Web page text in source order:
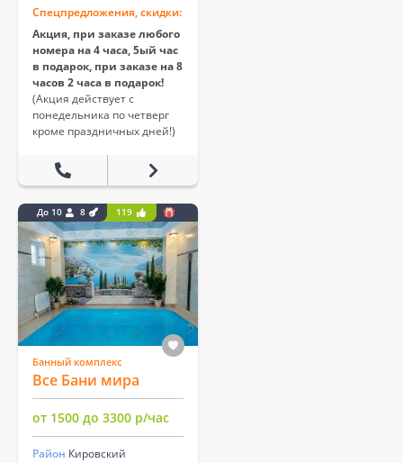
Спецпредложения, скидки:
Акция, при заказе любого
номера на 4 часа, 5ый час
в подарок, при заказе на 8
часов 2 часа в подарок!
(Акция действует с
понедельника по четверг
кроме праздничных дней!)
До 10 8 119
Банный комплекс
Все Бани мира
от 1500 до 3300 р/час
Район Кировский